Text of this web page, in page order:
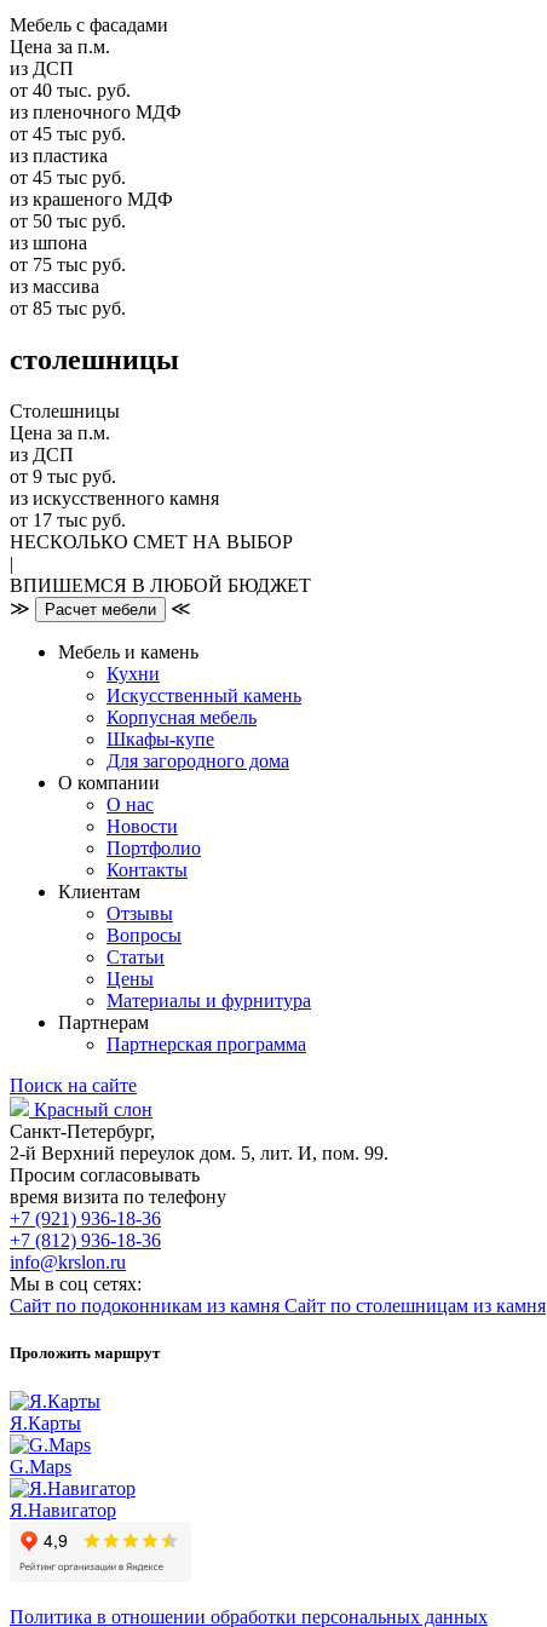
Мебель с фасадами
Цена за п.м.
из ДСП
от 40 тыс. руб.
из пленочного МДФ
от 45 тыс руб.
из пластика
от 45 тыс руб.
из крашеного МДФ
от 50 тыс руб.
из шпона
от 75 тыс руб.
из массива
от 85 тыс руб.
столешницы
Столешницы
Цена за п.м.
из ДСП
от 9 тыс руб.
из искусственного камня
от 17 тыс руб.
НЕСКОЛЬКО СМЕТ НА ВЫБОР
|
ВПИШЕМСЯ В ЛЮБОЙ БЮДЖЕТ
≫
Расчет мебели ≪
Мебель и камень
Кухни
Искусственный камень
Корпусная мебель
Шкафы-купе
Для загородного дома
О компании
О нас
Новости
Портфолио
Контакты
Клиентам
Отзывы
Вопросы
Статьи
Цены
Материалы и фурнитура
Партнерам
Партнерская программа
Поиск на сайте
Красный слон
Санкт-Петербург,
2-й Верхний переулок дом. 5, лит. И, пом. 99.
Просим согласовывать
время визита по телефону
+7 (921) 936-18-36
+7 (812) 936-18-36
info@krslon.ru
Мы в соц сетях:
Сайт по подоконникам из камня Сайт по столешницам из камня
Проложить маршрут
Я.Карты
G.Maps
Я.Навигатор
Политика в отношении обработки персональных данных